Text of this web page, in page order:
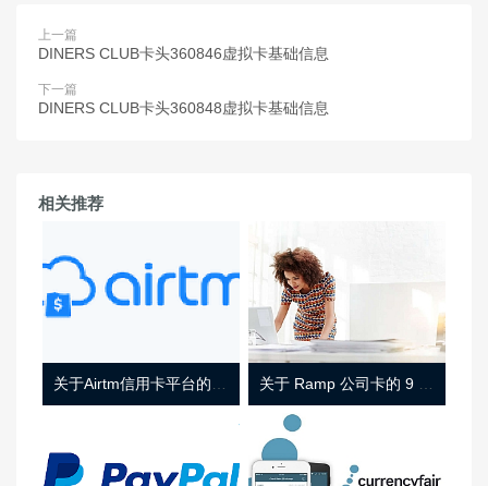
上一篇
DINERS CLUB卡头360846虚拟卡基础信息
下一篇
DINERS CLUB卡头360848虚拟卡基础信息
相关推荐